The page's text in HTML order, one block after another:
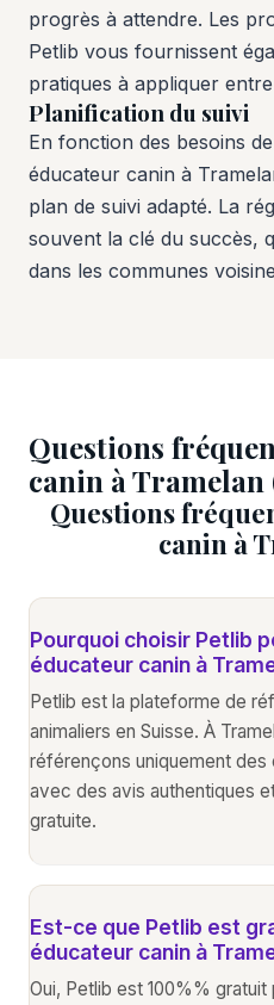
progrès à attendre. Les
Petlib vous fournissent
pratiques à appliquer
Planification du suivi
En fonction des besoins
éducateur canin à
plan de suivi adapté. La
souvent la clé du succès,
dans les communes
Questions
canin à Tramelan
Questions
canin à
Pourquoi choisir Petlib
éducateur canin à
Petlib est la plateforme de
animaliers en Suisse. À
référençons uniquement
avec des avis authentiques
gratuite.
Est-ce que Petlib est
éducateur canin à
Oui, Petlib est 100%%